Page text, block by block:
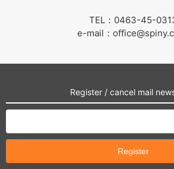
TEL：0463-45-
e-mail：
Register / cancel mail